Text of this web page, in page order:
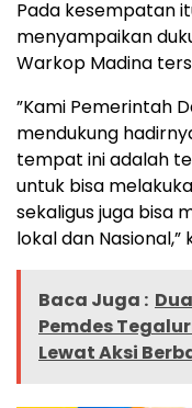
‎Pada kesempatan
menyampaikan
Warkop Madina
‎”Kami Pemerintah
mendukung
tempat ini adalah
untuk bisa
sekaligus juga bisa
lokal dan Nasional,”
Baca Juga :
Pemdes
Lewat Aksi